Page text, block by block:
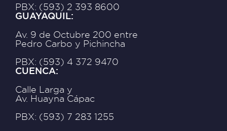
PBX: (593) 2 393 8600
GUAYAQUIL:
Av. 9 de Octubre 200 entre
Pedro Carbo y Pichincha
PBX: (593) 4 372 9470
CUENCA:
Calle Larga y
Av. Huayna Cápac
PBX: (593) 7 283 1255